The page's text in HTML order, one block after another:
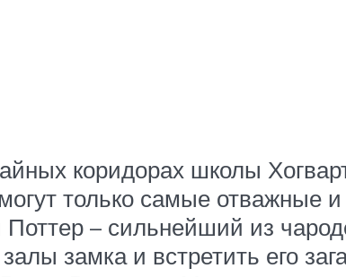
коридорах школы
только самые
– сильнейший из
замка и встретить его